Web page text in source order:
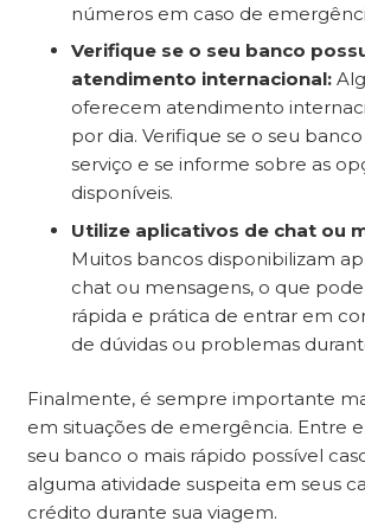
números em caso de
Verifique se o seu banco
atendimento internacional:
oferecem atendimento
por dia. Verifique se o seu
serviço e se informe sobre as
disponíveis.
Utilize aplicativos de chat ou
Muitos bancos disponibilizam
chat ou mensagens, o que
rápida e prática de entrar em
de dúvidas ou problemas
Finalmente, é sempre importante
em situações de emergência. Entre
seu banco o mais rápido possível
alguma atividade suspeita em seus
crédito durante sua viagem.